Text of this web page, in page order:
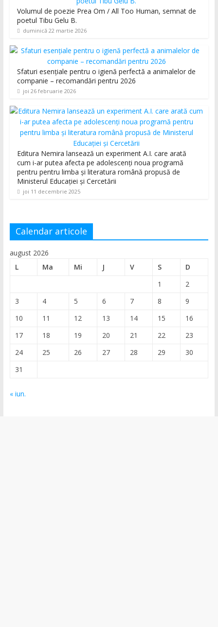
Volumul de poezie Prea Om / All Too Human, semnat de
poetul Tibu Gelu B.
duminică 22 martie 2026
Sfaturi esențiale pentru o igienă perfectă a animalelor de
companie – recomandări pentru 2026
joi 26 februarie 2026
Editura Nemira lansează un experiment A.I. care arată
cum i-ar putea afecta pe adolescenți noua programă
pentru pentru limba și literatura română propusă de
Ministerul Educației și Cercetării
joi 11 decembrie 2025
Calendar articole
august 2026
L
Ma Mi J V S
D
1
2
3
4 5 6 7 8
9
10
11 12 13 14 15
16
17
18 19 20 21 22
23
24
25 26 27 28 29
30
31
« iun.